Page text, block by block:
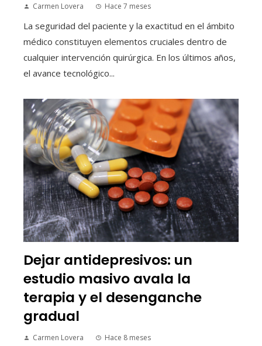
Carmen Lovera Hace 7 meses
La seguridad del paciente y la exactitud en el ámbito
médico constituyen elementos cruciales dentro de
cualquier intervención quirúrgica. En los últimos años,
el avance tecnológico...
Dejar antidepresivos: un
estudio masivo avala la
terapia y el desenganche
gradual
Carmen Lovera Hace 8 meses